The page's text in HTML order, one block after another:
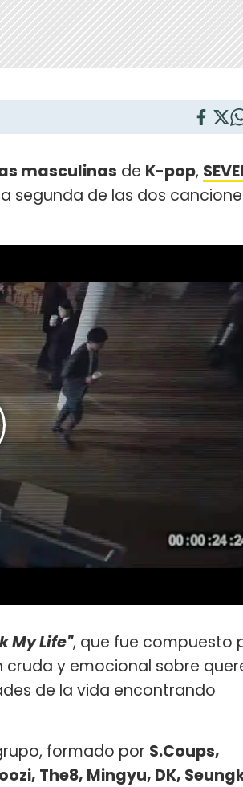
masculinas de K-pop,
segunda de las dos
My Life", que fue compuesto
cruda y emocional sobre
de la vida encontrando
formado por S.Coups,
The8, Mingyu, DK,